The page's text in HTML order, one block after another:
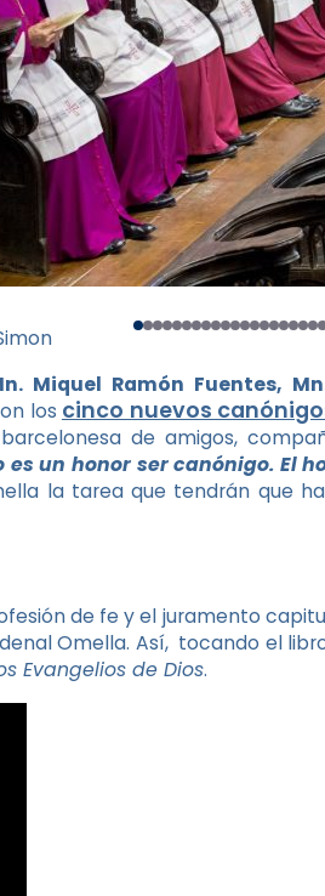
Miquel Ramón Fuentes,
los cinco nuevos
de amigos,
es un honor ser canónigo. El
la tarea que tendrán que
de fe y el juramento
Omella. Así, tocando el
Evangelios de Dios.